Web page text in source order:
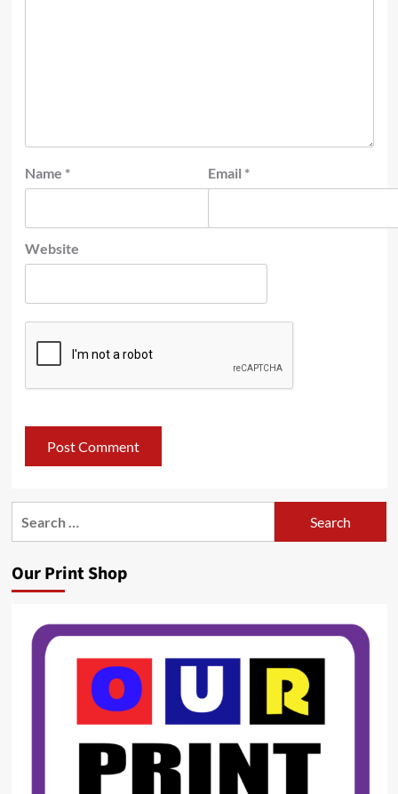
Name * Email *
Website
Our Print Shop